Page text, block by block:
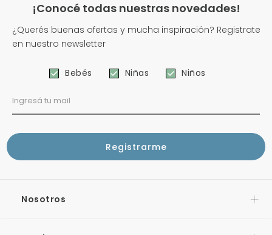
¡Conocé todas nuestras novedades!
¿Querés buenas ofertas y mucha inspiración? Registrate
en nuestro newsletter
Bebés Niñas Niños
Nosotros